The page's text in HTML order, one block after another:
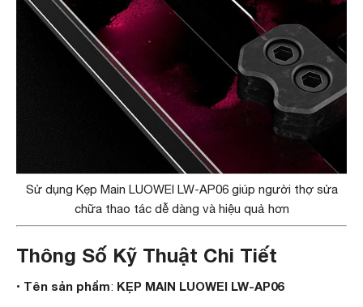
Sử dụng Kẹp Main LUOWEI LW-AP06 giúp người thợ sửa
chữa thao tác dễ dàng và hiệu quả hơn
Thông Số Kỹ Thuật Chi Tiết
• Tên sản phẩm: KẸP MAIN LUOWEI LW-AP06